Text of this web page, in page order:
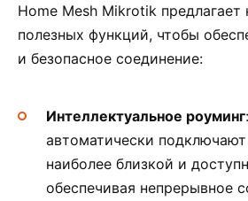
Home Mesh Mikrotik предлагает
полезных функций, чтобы
и безопасное соединение:
Интеллектуальное роуминг
автоматически
наиболее близкой и
обеспечивая непрерывное